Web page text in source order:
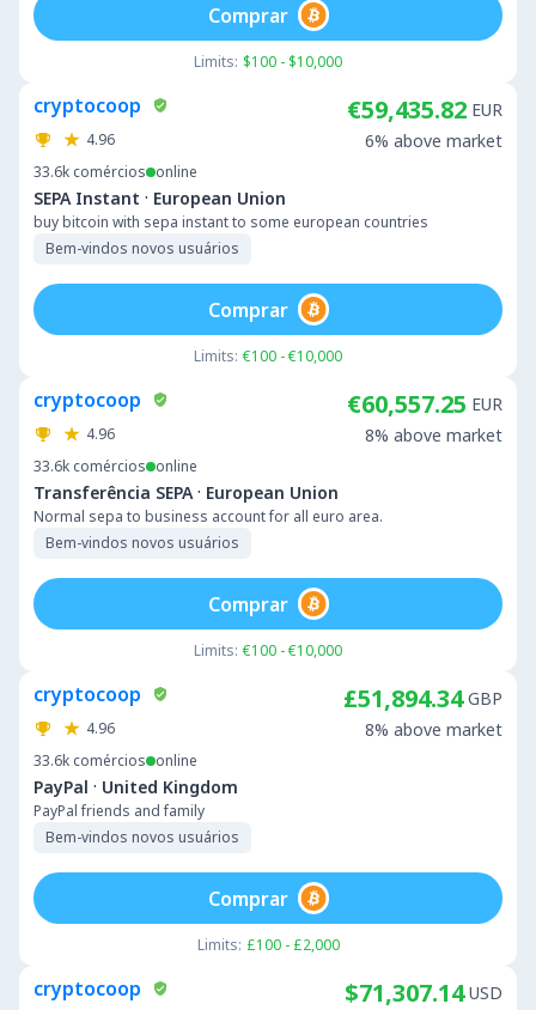
Limits: $100 - $10,000
Comprar
cryptocoop
4.96
33.6k comércios online
SEPA Instant · European Union
buy bitcoin with sepa instant to some european countries
Bem-vindos novos usuários
€59,435.82 EUR
6% above market
Limits: €100 - €10,000
Comprar
cryptocoop
4.96
33.6k comércios online
Transferência SEPA · European Union
Normal sepa to business account for all euro area.
Bem-vindos novos usuários
€60,557.25 EUR
8% above market
Limits: €100 - €10,000
Comprar
cryptocoop
4.96
33.6k comércios online
PayPal · United Kingdom
PayPal friends and family
Bem-vindos novos usuários
£51,894.34 GBP
8% above market
Limits: £100 - £2,000
Comprar
cryptocoop $71,307.14 USD